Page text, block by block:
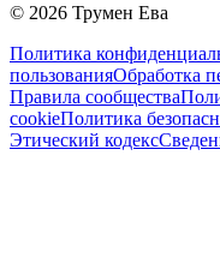
© 2026 Трумен Ева
Политика
пользованияОбработка
Правила сообщества
cookieПолитика
Этический кодекс